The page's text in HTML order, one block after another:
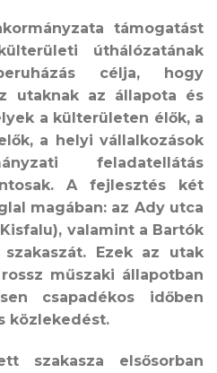
támogatást
úthálózatának
célja, hogy
utaknak az állapota és
a külterületen élők, a
a helyi vállalkozások
feladatellátás
A fejlesztés két
magában: az Ady utca
valamint a Bartók
Ezek az utak
műszaki állapotban
csapadékos időben
közlekedést.
szakasza elsősorban